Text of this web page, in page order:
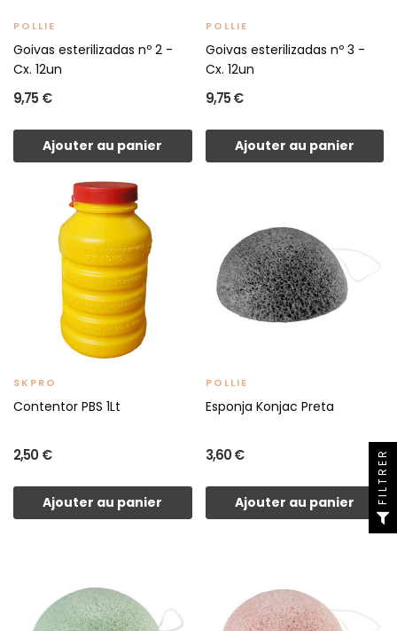
POLLIE
Goivas esterilizadas nº 2 -
Cx. 12un
9,75 €
Ajouter au panier
POLLIE
Goivas esterilizadas nº 3 -
Cx. 12un
9,75 €
Ajouter au panier
SKPRO
Contentor PBS 1Lt
2,50 €
Ajouter au panier
POLLIE
Esponja Konjac Preta
3,60 €
Ajouter au panier FILTRER